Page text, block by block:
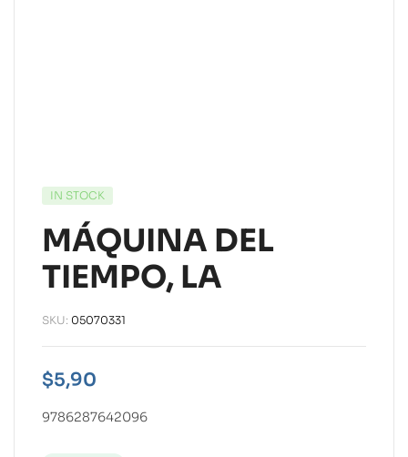
IN STOCK
MÁQUINA DEL
TIEMPO, LA
SKU: 05070331
$5,90
9786287642096